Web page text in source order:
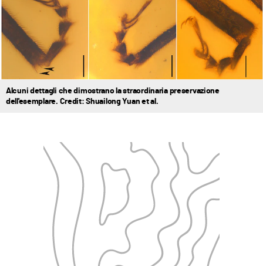
Alcuni dettagli che dimostrano la straordinaria preservazione
dell'esemplare. Credit: Shuailong Yuan et al.